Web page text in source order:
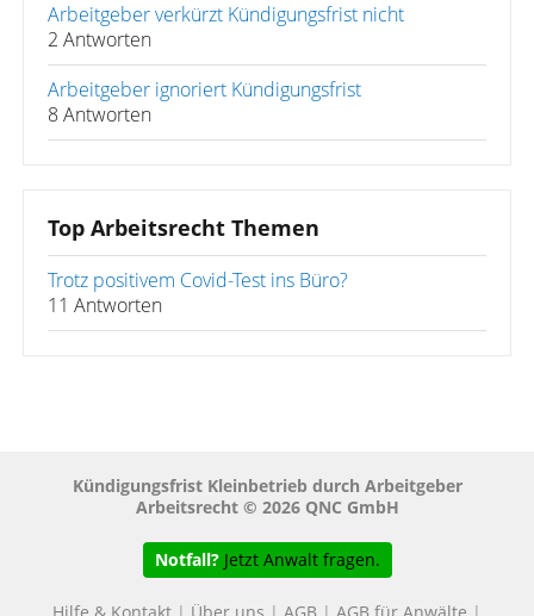
Arbeitgeber verkürzt Kündigungsfrist nicht
2 Antworten
Arbeitgeber ignoriert Kündigungsfrist
8 Antworten
Top Arbeitsrecht Themen
Trotz positivem Covid-Test ins Büro?
11 Antworten
Kündigungsfrist Kleinbetrieb durch Arbeitgeber
Arbeitsrecht © 2026 QNC GmbH
Notfall? Jetzt Anwalt fragen.